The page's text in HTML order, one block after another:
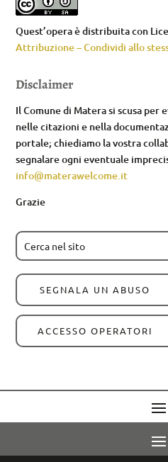
Quest’opera è distribuita con
Attribuzione – Condividi allo
Disclaimer
Il Comune di Matera si scusa per
nelle citazioni e nella
portale; chiediamo la vostra
segnalare ogni eventuale
info@materawelcome.it
Grazie
SEGNALA UN ABUSO
ACCESSO OPERATORI